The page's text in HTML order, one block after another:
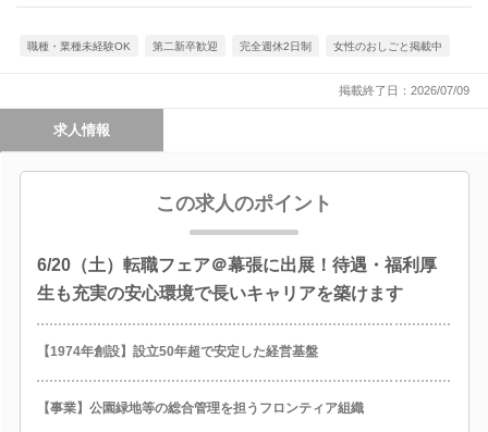
職種・業種未経験OK 第二新卒歓迎 完全週休2日制 女性のおしごと掲載中
掲載終了日：2026/07/09
求人情報
この求人のポイント
6/20（土）転職フェア＠幕張に出展！待遇・福利厚
生も充実の安心環境で長いキャリアを築けます
【1974年創設】設立50年超で安定した経営基盤
【事業】公園緑地等の総合管理を担うフロンティア組織